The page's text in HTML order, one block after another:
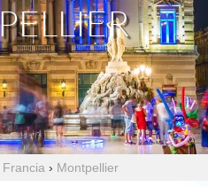
Francia › Montpellier